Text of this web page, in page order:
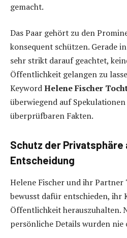
gemacht.
Das Paar gehört zu den
konsequent schützen. Gerade
sehr strikt darauf geachtet,
Öffentlichkeit gelangen zu
KeywordHelene Fischer
überwiegend auf
überprüfbaren Fakten.
Schutz der Privatsphäre
Entscheidung
Helene Fischer und ihr Partner
bewusst dafür entschieden, ihr
Öffentlichkeit herauszuhalten.
persönliche Details wurden